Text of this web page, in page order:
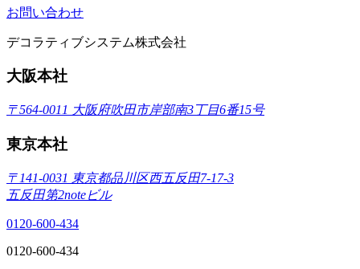
お問い合わせ
デコラティブシステム株式会社
大阪本社
〒564-0011 大阪府吹田市岸部南3丁目6番15号
東京本社
〒141-0031 東京都品川区西五反田7-17-3
五反田第2noteビル
0120-600-434
0120-600-434